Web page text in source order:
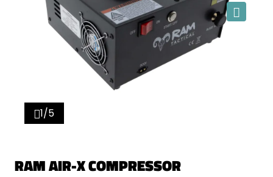
1/5
RAM AIR-X COMPRESSOR